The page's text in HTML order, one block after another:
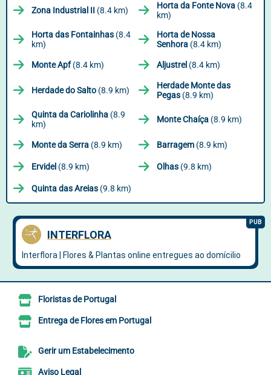
Zona Industrial II (8.4 km) Horta da Fonte Nova (8.4
km)
Horta das Fontainhas (8.4
km)
Horta de Nossa
Senhora (8.4 km)
Monte Apf(8.4 km) Aljustrel (8.4 km)
Herdade do Salto (8.9 km)
Herdade Monte das
Pegas (8.9 km)
Quinta da Cariolinha (8.9
km)
Monte Chaíça (8.9 km)
Monte da Serra (8.9 km) Barragem (8.9 km)
Ervidel (8.9 km) Olhas (9.8 km)
Quinta das Areias (9.8 km)
Floristas de Portugal
Entrega de Flores em Portugal
Gerir um Estabelecimento
Aviso Legal